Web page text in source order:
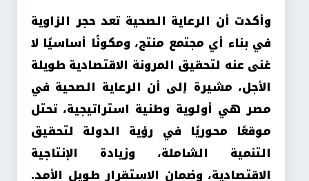
وأكدت أن الرعاية الصحية تعد حجر الزاوية
في بناء أي مجتمع منتج، ومكونًا أساسيًا لا
غنى عنه لتحقيق المرونة الاقتصادية طويلة
الأجل، مشيرة إلى أن الرعاية الصحية في
مصر هي أولوية وطنية استراتيجية، تحتل
موقعًا محوريًا في رؤية الدولة لتحقيق
التنمية الشاملة، وزيادة الإنتاجية
الاقتصادية، وضمان الاستقرار طويل الأمد.